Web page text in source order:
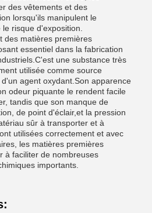
des vêtements et des
lorsqu'ils manipulent le
risque d'exposition.
des matières premières
essentiel dans la fabrication
une substance très
utilisée comme source
agent oxydant.Son apparence
odeur piquante le rendent facile
tandis que son manque de
de point d'éclair,et la pression
sûr à transporter et à
utilisées correctement et avec
les matières premières
à faciliter de nombreuses
importants.